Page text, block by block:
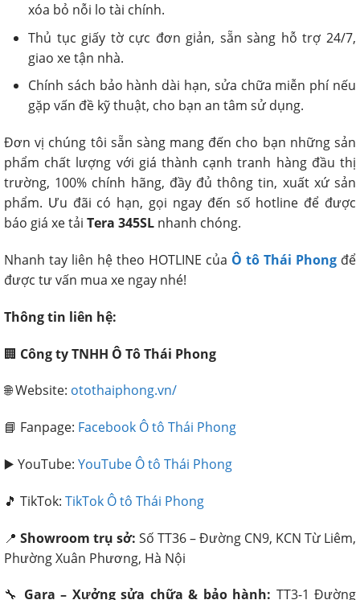
xóa bỏ nỗi lo tài chính.
Thủ tục giấy tờ cực đơn giản, sẵn sàng hỗ trợ 24/7,
giao xe tận nhà.
Chính sách bảo hành dài hạn, sửa chữa miễn phí nếu
gặp vấn đề kỹ thuật, cho bạn an tâm sử dụng.
Đơn vị chúng tôi sẵn sàng mang đến cho bạn những sản
phẩm chất lượng với giá thành cạnh tranh hàng đầu thị
trường, 100% chính hãng, đầy đủ thông tin, xuất xứ sản
phẩm. Ưu đãi có hạn, gọi ngay đến số hotline để được
báo giá xe tải Tera 345SL nhanh chóng.
Nhanh tay liên hệ theo HOTLINE của Ô tô Thái Phong để
được tư vấn mua xe ngay nhé!
Thông tin liên hệ:
🏢 Công ty TNHH Ô Tô Thái Phong
🌐 Website: otothaiphong.vn/
📘 Fanpage: Facebook Ô tô Thái Phong
▶️ YouTube: YouTube Ô tô Thái Phong
🎵 TikTok: TikTok Ô tô Thái Phong
📍 Showroom trụ sở: Số TT36 – Đường CN9, KCN Từ Liêm,
Phường Xuân Phương, Hà Nội
🔧 Gara – Xưởng sửa chữa & bảo hành: TT3-1 Đường